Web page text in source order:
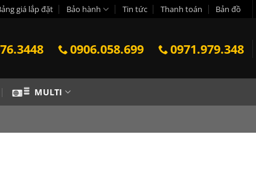
giá lắp đặt Bảo hành Tin tức Thanh toán Bản đồ
0906.058.699 0971.979.348
MULTI